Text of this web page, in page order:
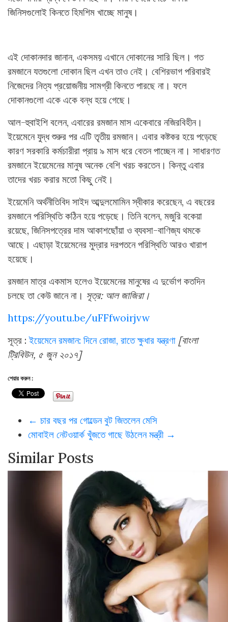
জিনিসগুলোই কিনতে হিমশিম খাচ্ছে মানুষ।
এই দোকানদার জানান, একসময় এখানে দোকানের সারি ছিল। গত
রমজানে যতগুলো দোকান ছিল এখন তাও নেই। বেশিরভাগ পরিবারই
নিজেদের নিত্য প্রয়োজনীয় সামগ্রী কিনতে পারছে না। ফলে
দোকানগুলো একে একে বন্ধ হয়ে গেছে।
আল-হুবাইশি বলেন, এবারের রমজান মাস একেবারে নজিরবিহীন।
ইয়েমেনে যুদ্ধ শুরুর পর এটি তৃতীয় রমজান। এবার কষ্টকর হয়ে পড়েছে
কারণ সরকারি কর্মচারীরা প্রায় ৯ মাস ধরে বেতন পাচ্ছেন না। সাধারণত
রমজানে ইয়েমেনের মানুষ অনেক বেশি খরচ করতেন। কিন্তু এবার
তাদের খরচ করার মতো কিছু নেই।
ইয়েমেনি অর্থনীতিবিদ সাইদ আব্দুলমোমিন স্বীকার করেছেন, এ বছরের
রমজানে পরিস্থিতি কঠিন হয়ে পড়েছে। তিনি বলেন, মজুরি বকেয়া
রয়েছে, জিনিসপত্রের দাম আকাশছোঁয়া ও ব্যবসা-বাণিজ্য থমকে
আছে। এছাড়া ইয়েমেনের মুদ্রার দরপতনে পরিস্থিতি আরও খারাপ
হয়েছে।
রমজান মাত্র একমাস হলেও ইয়েমেনের মানুষের এ দুর্ভোগ কতদিন
চলছে তা কেউ জানে না। সূত্র: আল জাজিরা।
https://youtu.be/uFFfwoirjvw
সূত্র :ইয়েমেনে রমজান: দিনে রোজা, রাতে ক্ষুধার যন্ত্রণা [বাংলা
ট্রিবিউন, ৫ জুন ২০১৭]
শেয়ার করুন :
← চার বছর পর গোল্ডেন বুট জিতলেন মেসি
মোবাইল নেটওয়ার্ক খুঁজতে গাছে উঠলেন মন্ত্রী →
Similar Posts